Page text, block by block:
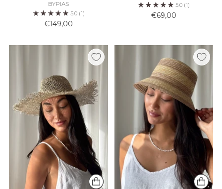
BYPIAS
5.0 (1)
€149,00
5.0 (1)
€69,00